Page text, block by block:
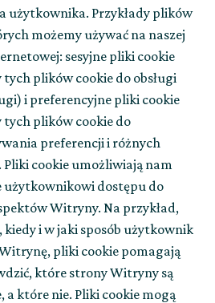
użytkownika. Przykłady plików
możemy używać na naszej
sesyjne pliki cookie
plików cookie do obsługi
i preferencyjne pliki cookie
tych plików cookie do
preferencji i różnych
cookie umożliwiają nam
użytkownikowi dostępu do
Witryny. Na przykład,
kiedy i w jaki sposób użytkownik
pliki cookie pomagają
które strony Witryny są
a które nie. Pliki cookie mogą